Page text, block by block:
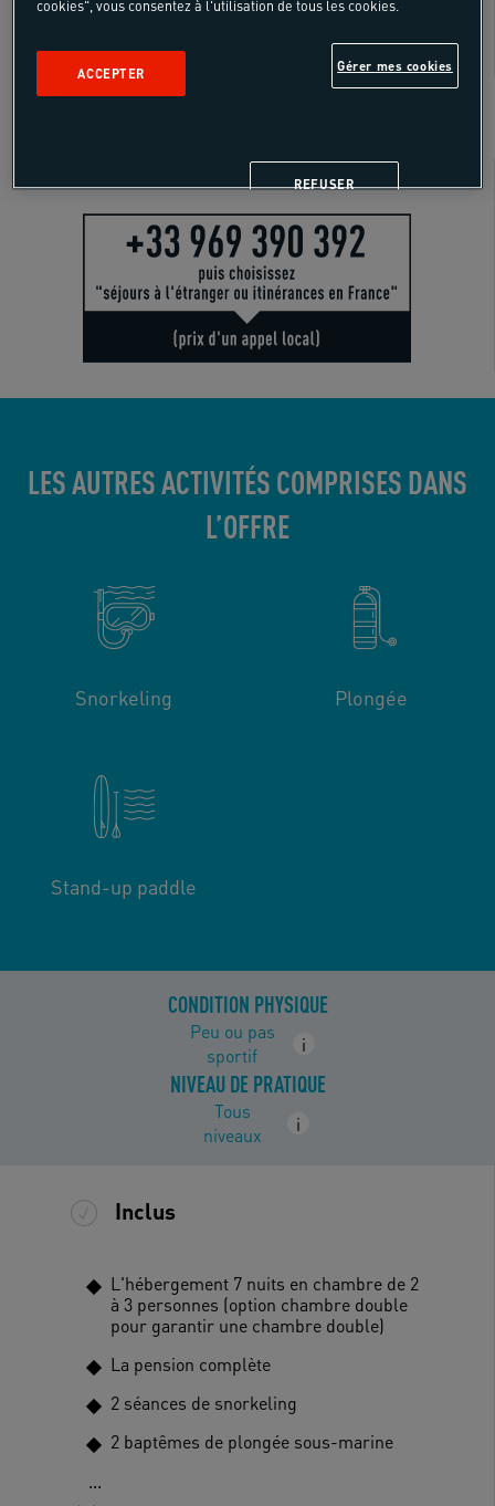
SUR SITE
Besoin de conseils ?
LES AUTRES ACTIVITÉS COMPRISES DANS
L’OFFRE
Snorkeling Plongée
Stand-up paddle
CONDITION PHYSIQUE
Peu ou pas
sportif
i
NIVEAU DE PRATIQUE
Tous
niveaux
i
Inclus
L'hébergement 7 nuits en chambre de 2
à 3 personnes (option chambre double
pour garantir une chambre double)
La pension complète
2 séances de snorkeling
2 baptêmes de plongée sous-marine
...
cookies", vous consentez à l'utilisation de tous les cookies.
Gérer mes cookies
REFUSER
ACCEPTER